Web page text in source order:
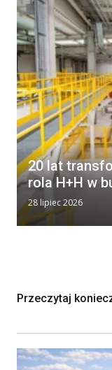
20 lat
rola H+H w
28 lipiec 2026
Przeczytaj